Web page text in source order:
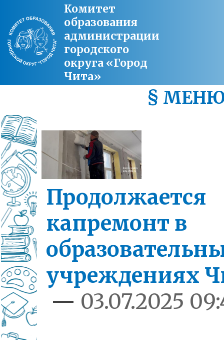
Комитет
образования
администрации
городского
округа «Город
Чита»
§
Продолжается
капремонт в
учреждениях
— 03.07.2025